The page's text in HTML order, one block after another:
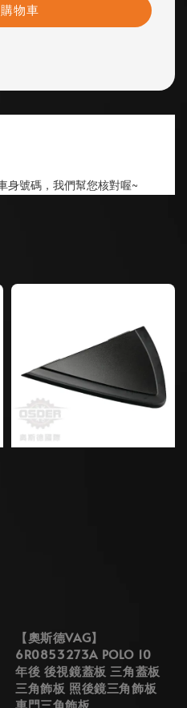
物車
身號碼，我們幫您核對喔~
【奧斯德VAG】
6R0853273A POLO 10
年後 後視鏡蓋板 三角蓋板
三角飾板 照後鏡三角飾板
車門三角飾板